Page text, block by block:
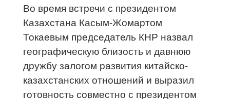
Во время встречи с президентом
Казахстана Касым-Жомартом
Токаевым председатель КНР назвал
географическую близость и давнюю
дружбу залогом развития китайско-
казахстанских отношений и выразил
готовность совместно с президентом